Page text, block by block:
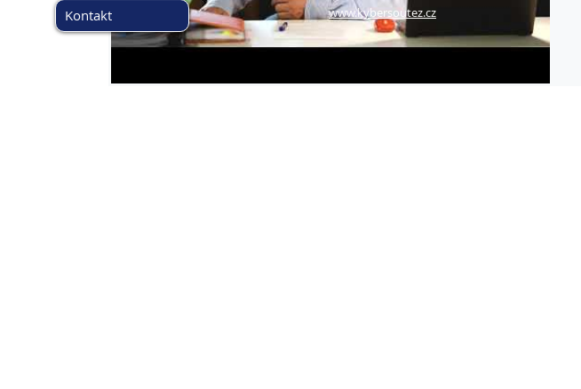
Kontakt
www.kybersoutez.cz